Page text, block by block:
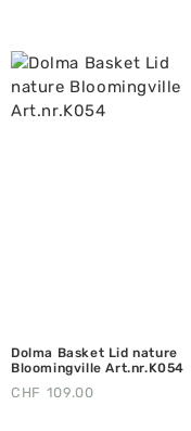
Dolma Basket Lid nature
Bloomingville Art.nr.K054
CHF 109.00